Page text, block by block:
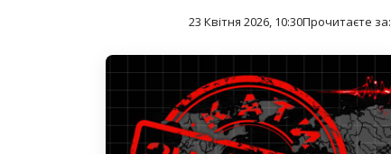
23 Квітня 2026, 10:30Прочитаєте за: